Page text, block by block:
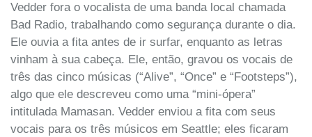
Vedder fora o vocalista de uma banda local chamada
Bad Radio, trabalhando como segurança durante o dia.
Ele ouvia a fita antes de ir surfar, enquanto as letras
vinham à sua cabeça. Ele, então, gravou os vocais de
três das cinco músicas (“Alive”, “Once” e “Footsteps”),
algo que ele descreveu como uma “mini-ópera”
intitulada Mamasan. Vedder enviou a fita com seus
vocais para os três músicos em Seattle; eles ficaram